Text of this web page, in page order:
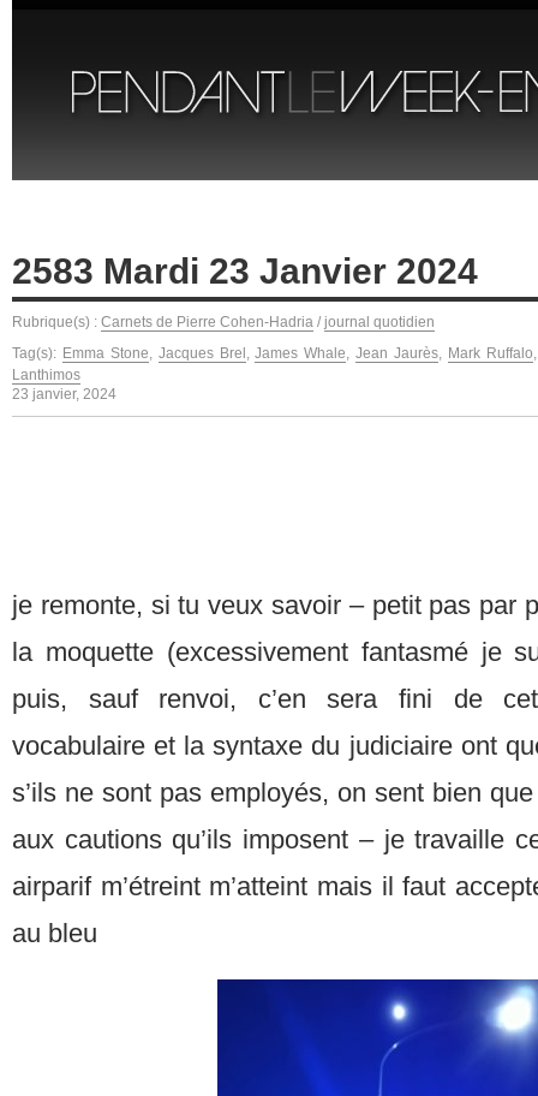
2583 Mardi 23 Janvier 2024
Rubrique(s) : Carnets de Pierre Cohen-Hadria / journal quotidien
Tag(s): Emma Stone, Jacques Brel ,James Whale,Jean Jaurès, Mark Ruffalo
Lanthimos
23 janvier, 2024
je remonte, si tu veux savoir – petit pas par
la moquette (excessivement fantasmé je
puis, sauf renvoi, c’en sera fini de
vocabulaire et la syntaxe du judiciaire ont
s’ils ne sont pas employés, on sent bien
aux cautions qu’ils imposent – je travaille
airparif m’étreint m’atteint mais il faut
au bleu